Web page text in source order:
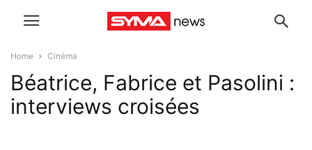
Home Cinéma
Béatrice, Fabrice et Pasolini :
interviews croisées